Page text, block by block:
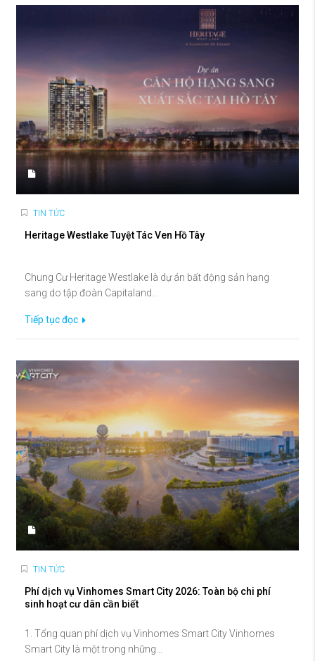
TIN TỨC
Heritage Westlake Tuyệt Tác Ven Hồ Tây
Chung Cư Heritage Westlake là dự án bất động sản hạng
sang do tập đoàn Capitaland...
Tiếp tục đọc
TIN TỨC
Phí dịch vụ Vinhomes Smart City 2026: Toàn bộ chi phí
sinh hoạt cư dân cần biết
1. Tổng quan phí dịch vụ Vinhomes Smart City Vinhomes
Smart City là một trong những...